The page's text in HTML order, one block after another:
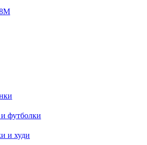
футболки
и худи